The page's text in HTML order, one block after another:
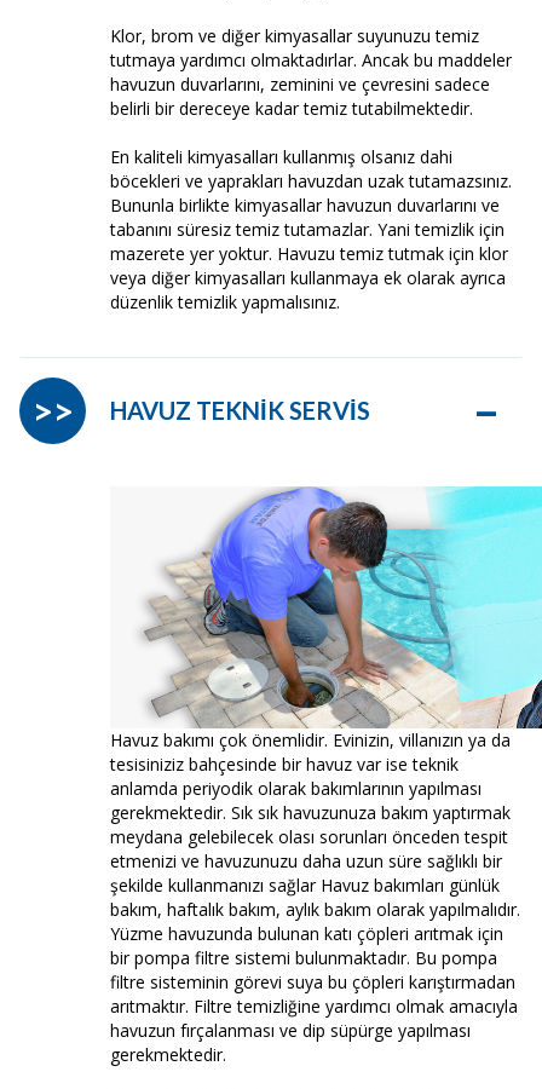
Klor, brom ve diğer kimyasallar suyunuzu temiz
tutmaya yardımcı olmaktadırlar. Ancak bu maddeler
havuzun duvarlarını, zeminini ve çevresini sadece
belirli bir dereceye kadar temiz tutabilmektedir.
En kaliteli kimyasalları kullanmış olsanız dahi
böcekleri ve yaprakları havuzdan uzak tutamazsınız.
Bununla birlikte kimyasallar havuzun duvarlarını ve
tabanını süresiz temiz tutamazlar. Yani temizlik için
mazerete yer yoktur. Havuzu temiz tutmak için klor
veya diğer kimyasalları kullanmaya ek olarak ayrıca
düzenlik temizlik yapmalısınız.
HAVUZ TEKNİK SERVİS –
>>
Havuz bakımı çok önemlidir. Evinizin, villanızın ya da
tesisiniziz bahçesinde bir havuz var ise teknik
anlamda periyodik olarak bakımlarının yapılması
gerekmektedir. Sık sık havuzunuza bakım yaptırmak
meydana gelebilecek olası sorunları önceden tespit
etmenizi ve havuzunuzu daha uzun süre sağlıklı bir
şekilde kullanmanızı sağlar Havuz bakımları günlük
bakım, haftalık bakım, aylık bakım olarak yapılmalıdır.
Yüzme havuzunda bulunan katı çöpleri arıtmak için
bir pompa filtre sistemi bulunmaktadır. Bu pompa
filtre sisteminin görevi suya bu çöpleri karıştırmadan
arıtmaktır. Filtre temizliğine yardımcı olmak amacıyla
havuzun fırçalanması ve dip süpürge yapılması
gerekmektedir.